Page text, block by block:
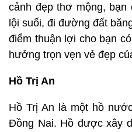
cảnh đẹp thơ mộng,
lội suối, đi đường đất
điểm thuận lợi cho bạn
hưởng trọn vẹn vẻ đẹp
Hồ Trị An
Hồ Trị An là một hồ
Đồng Nai. Hồ được xây